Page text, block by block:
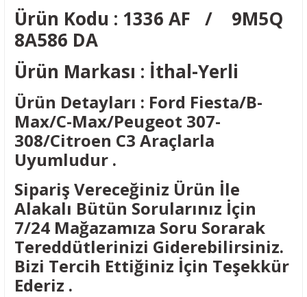
Ürün Kodu : 1336 AF / 9M5Q
8A586 DA
Ürün Markası : İthal-Yerli
Ürün Detayları : Ford Fiesta/B-
Max/C-Max/Peugeot 307-
308/Citroen C3 Araçlarla
Uyumludur .
Sipariş Vereceğiniz Ürün İle
Alakalı Bütün Sorularınız İçin
7/24 Mağazamıza Soru Sorarak
Tereddütlerinizi Giderebilirsiniz.
Bizi Tercih Ettiğiniz İçin Teşekkür
Ederiz .